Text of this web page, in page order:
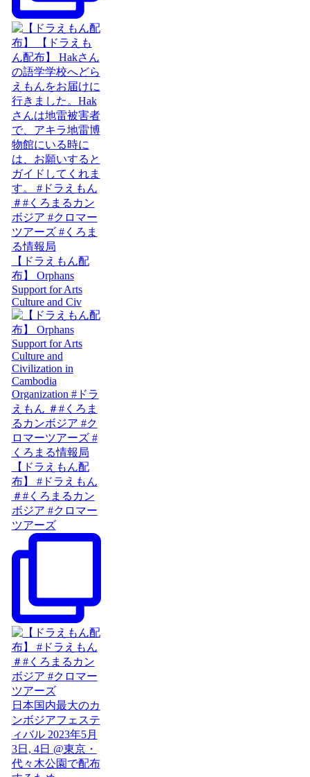
【ドラえもん配
布】 Orphans
Support for Arts
Culture and Civ
【ドラえもん配
布】 #ドラえもん
＃#くろまるカン
ボジア #クロマー
ツアーズ
日本国内最大のカ
ンボジアフェステ
ィバル 2023年5月
3日, 4日 @東京・
代々木公園で配布